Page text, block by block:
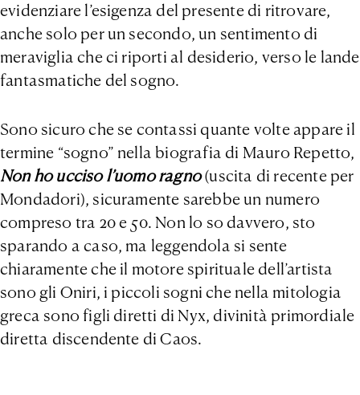
evidenziare l’esigenza del presente di ritrovare,
anche solo per un secondo, un sentimento di
meraviglia che ci riporti al desiderio, verso le lande
fantasmatiche del sogno.
Sono sicuro che se contassi quante volte appare il
termine “sogno” nella biografia di Mauro Repetto,
Non ho ucciso l’uomo ragno (uscita di recente per
Mondadori), sicuramente sarebbe un numero
compreso tra 20 e 50. Non lo so davvero, sto
sparando a caso, ma leggendola si sente
chiaramente che il motore spirituale dell’artista
sono gli Oniri, i piccoli sogni che nella mitologia
greca sono figli diretti di Nyx, divinità primordiale
diretta discendente di Caos.